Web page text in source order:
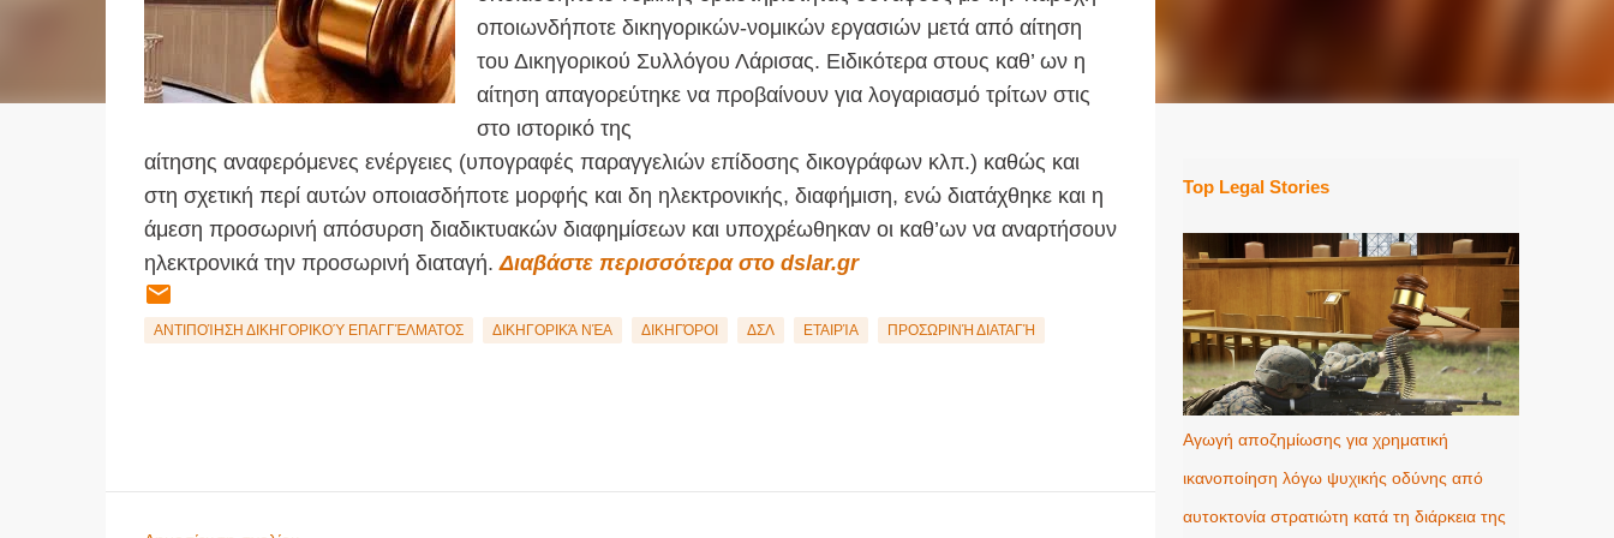
οποιωνδήποτε δικηγορικών-νομικών εργασιών μετά από αίτηση
του Δικηγορικού Συλλόγου Λάρισας. Ειδικότερα στους καθ’ ων η
αίτηση απαγορεύτηκε να προβαίνουν για λογαριασμό τρίτων στις
στο ιστορικό της
αίτησης αναφερόμενες ενέργειες (υπογραφές παραγγελιών επίδοσης δικογράφων κλπ.) καθώς και
στη σχετική περί αυτών οποιασδήποτε μορφής και δη ηλεκτρονικής, διαφήμιση, ενώ διατάχθηκε και η
άμεση προσωρινή απόσυρση διαδικτυακών διαφημίσεων και υποχρέωθηκαν οι καθ’ων να αναρτήσουν
ηλεκτρονικά την προσωρινή διαταγή.Διαβάστε περισσότερα στο dslar.gr
ΑΝΤΙΠΟΊΗΣΗ ΔΙΚΗΓΟΡΙΚΟΎ ΕΠΑΓΓΈΛΜΑΤΟΣ ΔΙΚΗΓΟΡΙΚΆ ΝΈΑ ΔΙΚΗΓΌΡΟΙ ΔΣΛ ΕΤΑΙΡΊΑ ΠΡΟΣΩΡΙΝΉ ΔΙΑΤΑΓΉ
Top Legal Stories
Αγωγή αποζημίωσης για χρηματική
ικανοποίηση λόγω ψυχικής οδύνης από
αυτοκτονία στρατιώτη κατά τη διάρκεια της